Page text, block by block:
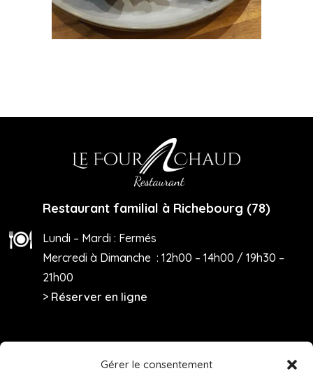
Gérer le consentement
Restaurant familial à Richebourg (78)
Lundi – Mardi : Fermés
Mercredi à Dimanche : 12h00 – 14h00 / 19h30 –
21h00
> Réserver en ligne